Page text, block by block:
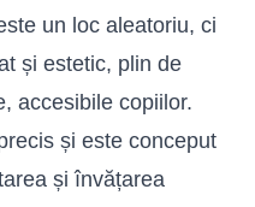
un loc aleatoriu, ci
și estetic, plin de
accesibile copiilor.
și este conceput
și învățarea